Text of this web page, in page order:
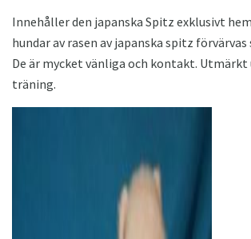
Innehåller den japanska Spitz exklusivt
hundar av rasen av japanska spitz
De är mycket vänliga och kontakt.
träning.